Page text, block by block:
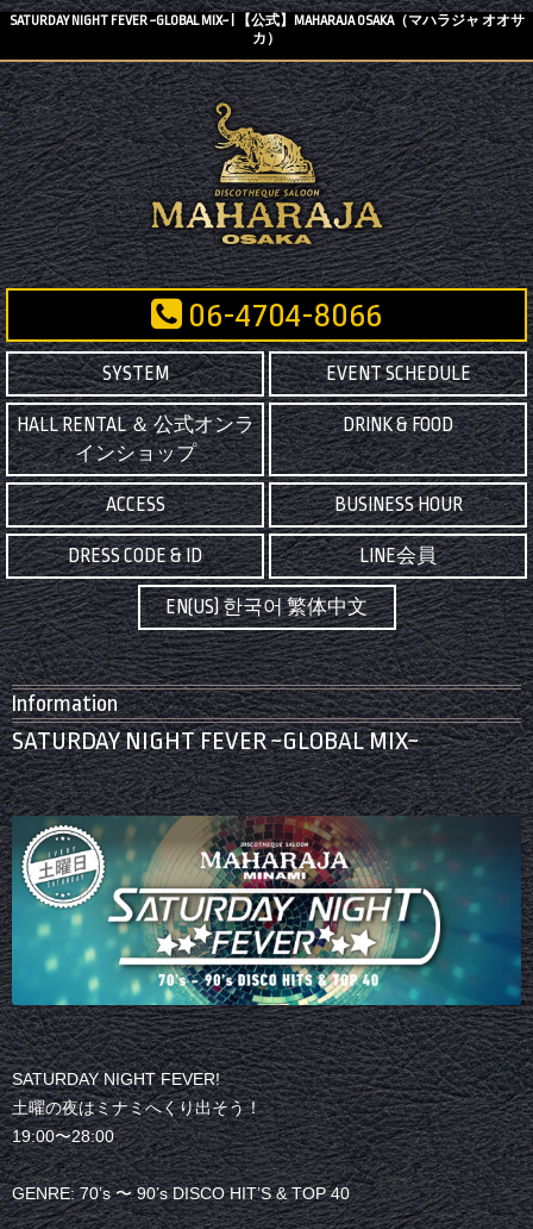
SATURDAY NIGHT FEVER ~GLOBAL MIX~ | 【公式】MAHARAJA OSAKA（マハラジャ オオサ
カ）
06-4704-8066
SYSTEM EVENT SCHEDULE
HALL RENTAL ＆ 公式オンラ
インショップ
DRINK & FOOD
ACCESS BUSINESS HOUR
DRESS CODE & ID LINE会員
EN(US) 한국어 繁体中文
Information
SATURDAY NIGHT FEVER ~GLOBAL MIX~
SATURDAY NIGHT FEVER!
土曜の夜はミナミへくり出そう！
19:00〜28:00
GENRE: 70’s 〜 90’s DISCO HIT’S & TOP 40